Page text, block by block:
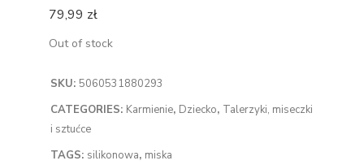
79,99 zł
Out of stock
SKU: 5060531880293
CATEGORIES: Karmienie, Dziecko, Talerzyki, miseczki
i sztućce
TAGS: silikonowa, miska